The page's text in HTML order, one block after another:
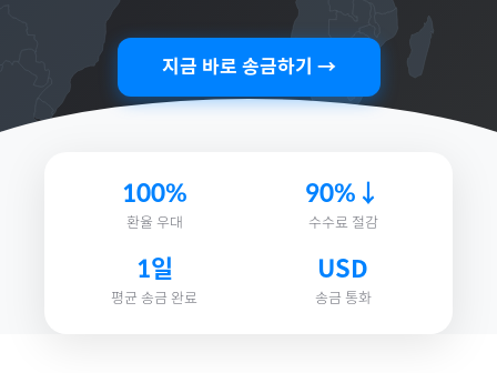
지금 바로 송금하기 →
100%
환율 우대
90%↓
수수료 절감
1일
평균 송금 완료
USD
송금 통화